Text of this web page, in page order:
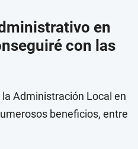
en
con las
Administración Local en
beneficios, entre